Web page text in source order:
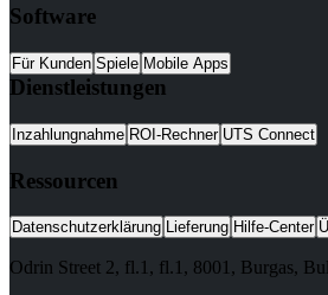
Software
Für Kunden Spiele Mobile Apps
Dienstleistungen
Inzahlungnahme ROI-Rechner UTS Connect
Ressourcen
Datenschutzerklärung Lieferung Hilfe-Center
Odrin Street 2, fl.1 , fl.1, 8001 , Burgas,